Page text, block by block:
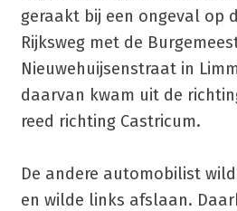
geraakt bij een ongeval op
Rijksweg met de
Nieuwehuijsenstraat in
daarvan kwam uit de
reed richting Castricum.
De andere automobilist
en wilde links afslaan.